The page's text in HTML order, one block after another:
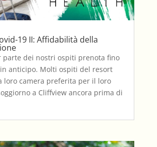
19 II: Affidabilità della
parte dei nostri ospiti prenota fino
anticipo. Molti ospiti del resort
loro camera preferita per il loro
a Cliffview ancora prima di